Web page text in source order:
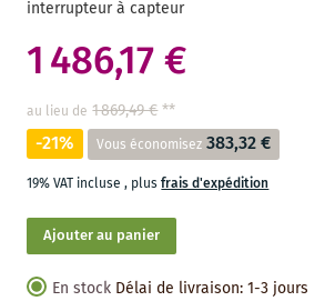
interrupteur à capteur
1 486,17 €
au lieu de 1 869,49 €**
-21% Vous économisez 383,32 €
19% VAT incluse, plusfrais d'expédition
Ajouter au panier
En stock Délai de livraison: 1-3 jours